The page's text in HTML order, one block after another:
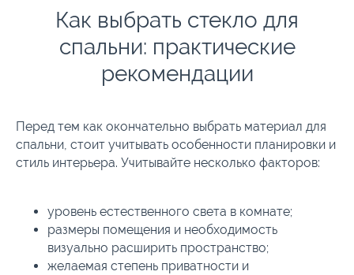
Как выбрать стекло для
спальни: практические
рекомендации
Перед тем как окончательно выбрать материал для
спальни, стоит учитывать особенности планировки и
стиль интерьера. Учитывайте несколько факторов:
уровень естественного света в комнате;
размеры помещения и необходимость
визуально расширить пространство;
желаемая степень приватности и